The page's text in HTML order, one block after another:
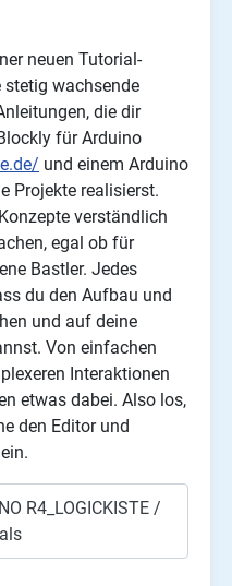
neuen Tutorial-
stetig wachsende
die dir
für Arduino
und einem Arduino
Projekte realisierst.
verständlich
egal ob für
Bastler. Jedes
du den Aufbau und
und auf deine
Von einfachen
Interaktionen
etwas dabei. Also los,
den Editor und
R4_LOGICKISTE /